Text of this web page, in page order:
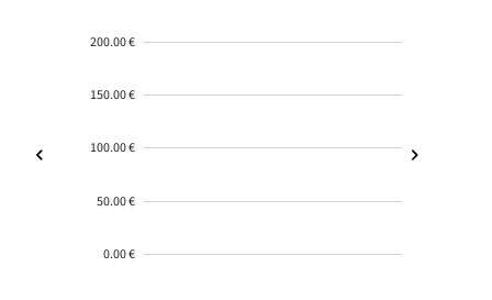
200.00 €
150.00 €
100.00 €
50.00 €
0.00 €